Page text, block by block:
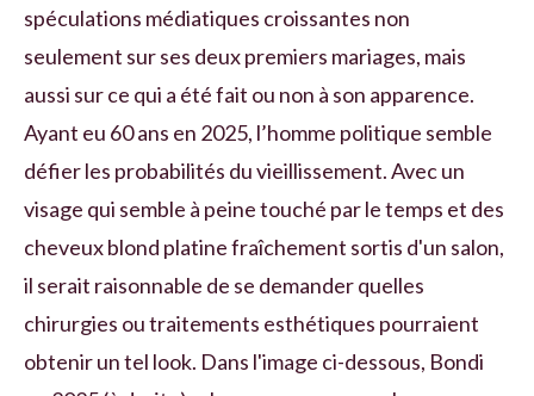
spéculations médiatiques croissantes non
seulement sur ses deux premiers mariages, mais
aussi sur ce qui a été fait ou non à son apparence.
Ayant eu 60 ans en 2025, l’homme politique semble
défier les probabilités du vieillissement. Avec un
visage qui semble à peine touché par le temps et des
cheveux blond platine fraîchement sortis d'un salon,
il serait raisonnable de se demander quelles
chirurgies ou traitements esthétiques pourraient
obtenir un tel look. Dans l'image ci-dessous, Bondi